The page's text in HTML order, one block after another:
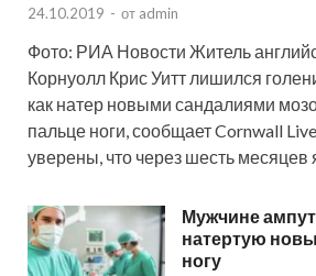
24.10.2019 - от admin
Фото: РИА Новости Житель
Корнуолл Крис Уитт лишился
как натер новыми сандалиями
пальце ноги, сообщает Cornwall
уверены, что через шесть месяцев
Мужчине
натертую
ногу